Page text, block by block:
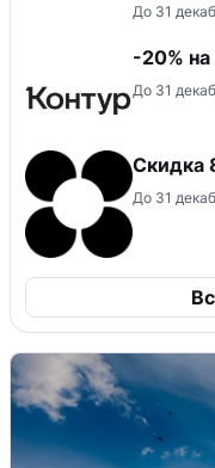
До 31
-20%
До 31
Скидка
До 31